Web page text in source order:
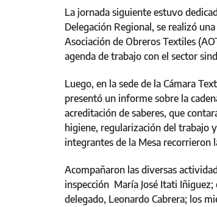
La jornada siguiente estuvo
Delegación Regional, se realizó
Asociación de Obreros Textiles
agenda de trabajo con el sector
Luego, en la sede de la Cámara
presentó un informe sobre la
acreditación de saberes, que
higiene, regularización del trabajo
integrantes de la Mesa recorrieron
Acompañaron las diversas
inspección María José Itati
delegado, Leonardo Cabrera; los